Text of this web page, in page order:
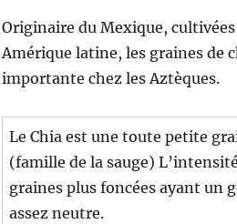
Originaire du Mexique,
Amérique latine, les graines de
importante chez les Aztèques.
Le Chia est une toute petite
(famille de la sauge)
graines plus foncées ayant un
assez neutre.